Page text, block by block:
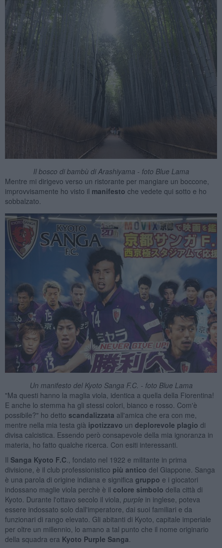
Il bosco di bambù di Arashiyama - foto Blue Lama
Mentre mi dirigevo verso un ristorante per mangiare un boccone,
improvvisamente ho visto il manifesto che vedete qui sotto e ho
sobbalzato.
Un manifesto del Kyoto Sanga F.C. - foto Blue Lama
"Ma questi hanno la maglia viola, identica a quella della Fiorentina!
E anche lo stemma ha gli stessi colori, bianco e rosso. Com'è
possibile?" ho detto scandalizzata all'amica che era con me,
mentre nella mia testa già ipotizzavo un deplorevole plagio di
divisa calcistica. Essendo però consapevole della mia ignoranza in
materia, ho fatto qualche ricerca. Con esiti interessanti.
Il Sanga Kyoto F.C ., fondato nel 1922 e militante in prima
divisione, è il club professionistico più antico del Giappone. Sanga
è una parola di origine indiana e significa gruppo e i giocatori
indossano maglie viola perchè è il colore simbolo della città di
Kyoto. Durante l'ottavo secolo il viola, purple in inglese, poteva
essere indossato solo dall'imperatore, dai suoi familiari e da
funzionari di rango elevato. Gli abitanti di Kyoto, capitale imperiale
per oltre un millennio, lo amano a tal punto che il nome originario
della squadra era Kyoto Purple Sanga